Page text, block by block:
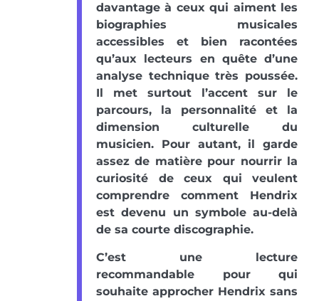
davantage à ceux qui aiment les
biographies musicales
accessibles et bien racontées
qu’aux lecteurs en quête d’une
analyse technique très poussée.
Il met surtout l’accent sur le
parcours, la personnalité et la
dimension culturelle du
musicien. Pour autant, il garde
assez de matière pour nourrir la
curiosité de ceux qui veulent
comprendre comment Hendrix
est devenu un symbole au-delà
de sa courte discographie.
C’est une lecture
recommandable pour qui
souhaite approcher Hendrix sans